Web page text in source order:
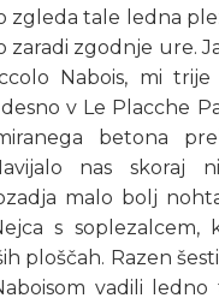
zgleda tale ledna
zaradi zgodnje ure.
Nabois, mi
v Le Placche
betona
nas
malo bolj
s soplezalcem,
ploščah. Razen
vadili